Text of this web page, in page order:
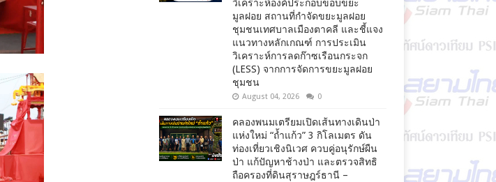
วิเคราะห์องค์ประกอบขอบขยะ
มูลฝอย สถานที่กำจัดขยะมูลฝอย
ชุมชนเทศบาลเมืองตาคลี และชี้แจง
แนวทางหลักเกณฑ์ การประเมิน
วิเคราะห์การลดก๊าซเรือนกระจก
(LESS) จากการจัดการขยะมูลฝอย
ชุมชน
August 04, 2026 0
คลองพนมเตรียมเปิดเส้นทางเดินป่า
แห่งใหม่ “ถ้ำแก้ว” 3 กิโลเมตร ดัน
ท่องเที่ยวเชิงนิเวศ ควบคู่อนุรักษ์ผืน
ป่า แก้ปัญหาช้างป่า และตรวจสิทธิ
ถือครองที่ดินสุราษฎร์ธานี –